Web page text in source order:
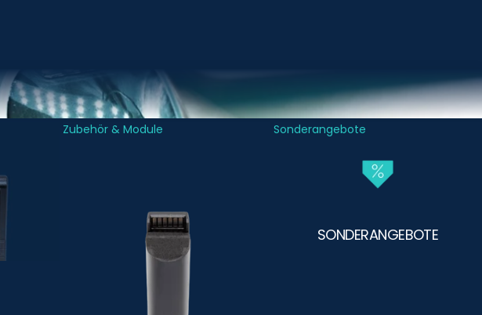
Zubehör & Module Sonderangebote
SONDERANGEBOTE